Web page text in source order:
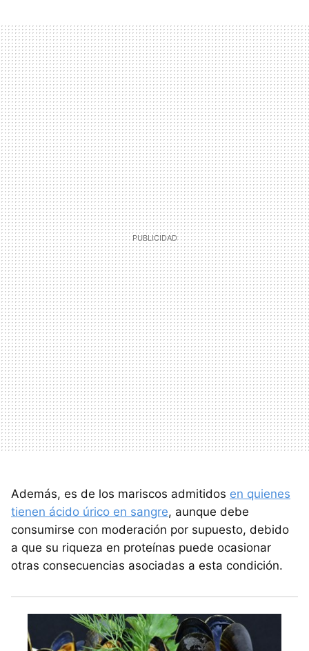
Además, es de los mariscos admitidos en quienes
tienen ácido úrico en sangre, aunque debe
consumirse con moderación por supuesto, debido
a que su riqueza en proteínas puede ocasionar
otras consecuencias asociadas a esta condición.